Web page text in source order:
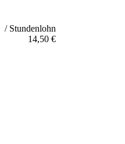
/ Stundenlohn
14,50 €